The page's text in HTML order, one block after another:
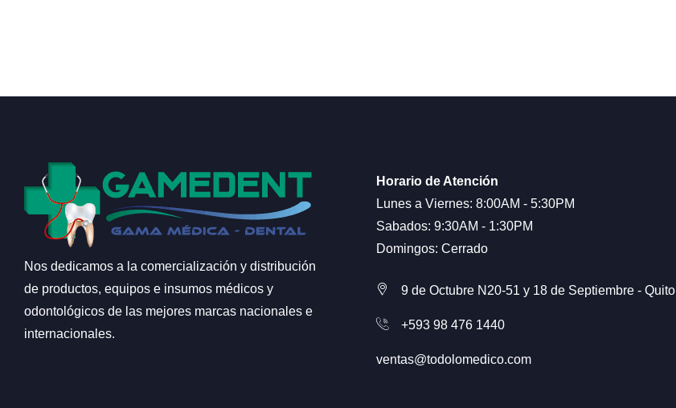
Nos dedicamos a la comercialización y distribución
de productos, equipos e insumos médicos y
odontológicos de las mejores marcas nacionales e
internacionales.
Horario de Atención
Lunes a Viernes: 8:00AM - 5:30PM
Sabados: 9:30AM - 1:30PM
Domingos: Cerrado
9 de Octubre N20-51 y 18 de Septiembre - Quito
+593 98 476 1440
ventas@todolomedico.com